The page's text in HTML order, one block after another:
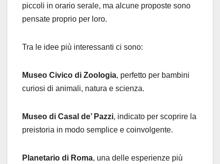
piccoli in orario serale, ma alcune proposte sono
pensate proprio per loro.
Tra le idee più interessanti ci sono:
Museo Civico di Zoologia, perfetto per bambini
curiosi di animali, natura e scienza.
Museo di Casal de’ Pazzi, indicato per scoprire la
preistoria in modo semplice e coinvolgente.
Planetario di Roma, una delle esperienze più